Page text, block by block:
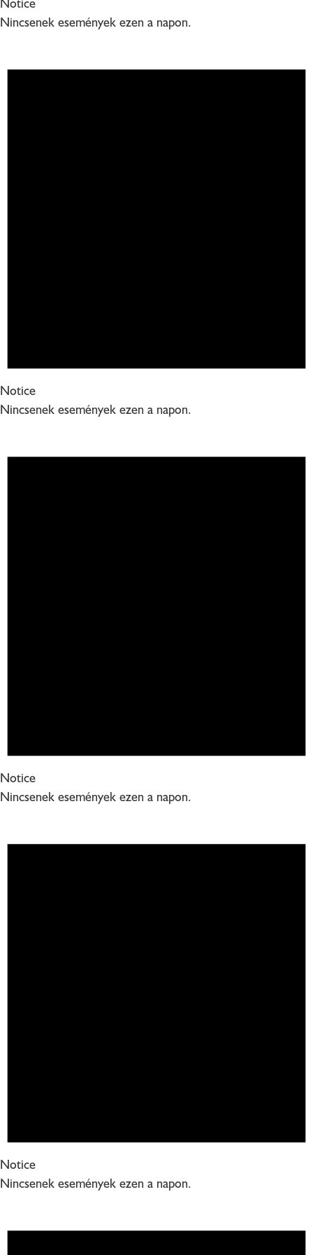
Notice
Nincsenek események ezen a napon.
Notice
Nincsenek események ezen a napon.
Notice
Nincsenek események ezen a napon.
Notice
Nincsenek események ezen a napon.